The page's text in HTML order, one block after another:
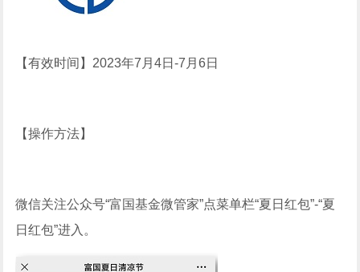
【有效时间】2023年7月4日-7月6日
【操作方法】
微信关注公众号“富国基金微管家”点菜单栏“夏日红包”-“夏
日红包”进入。